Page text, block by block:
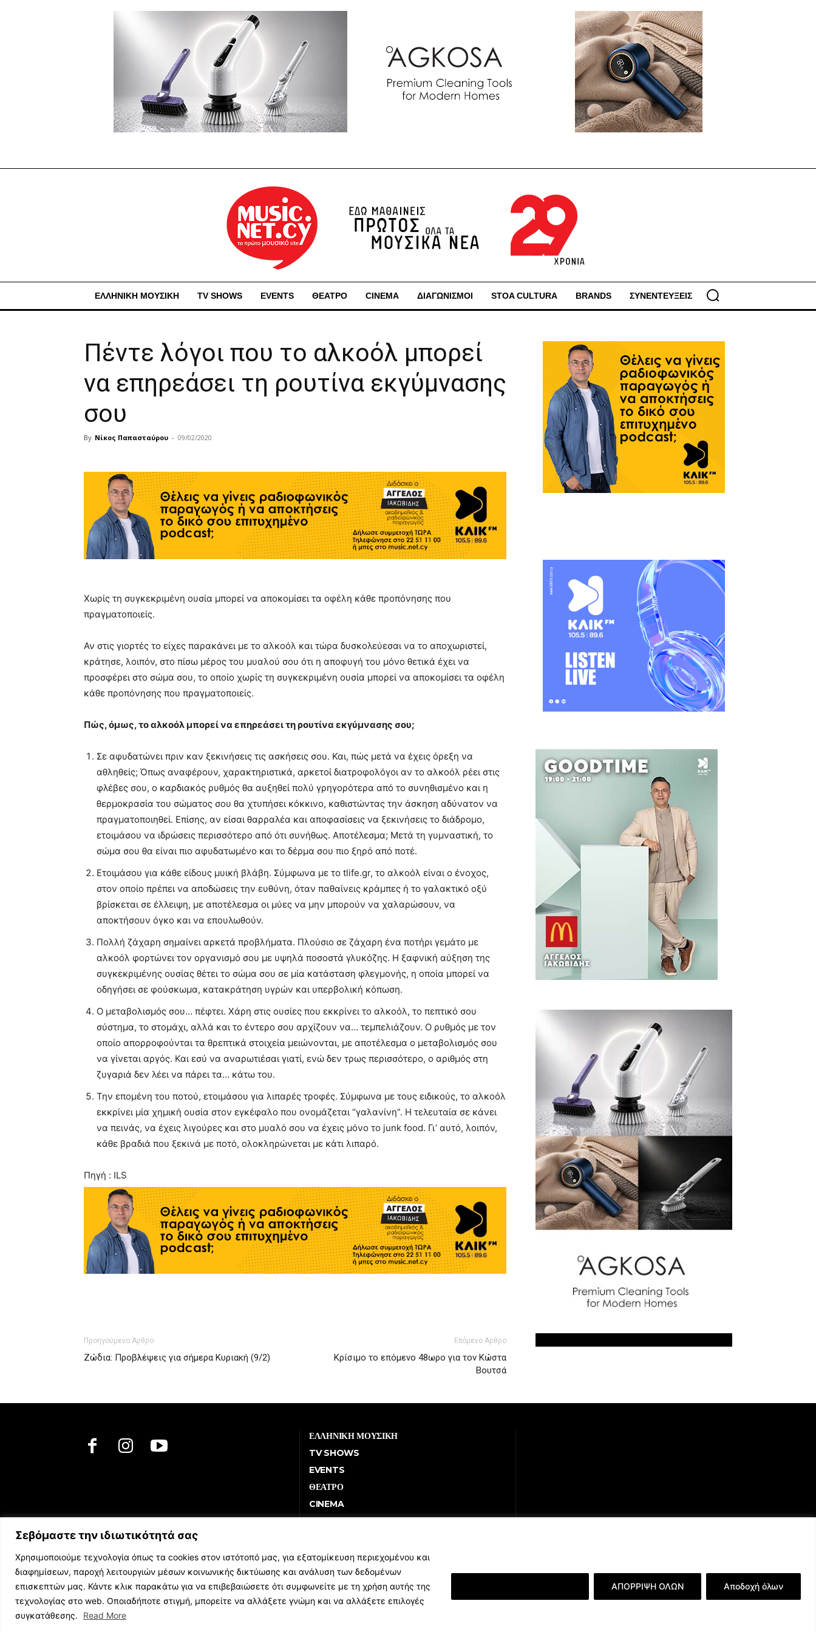
Σεβόμαστε την ιδιωτικότητά σας
Χρησιμοποιούμε τεχνολογία όπως τα cookies στον ιστότοπό μας, για εξατομίκευση περιεχομένου και
διαφημίσεων, παροχή λειτουργιών μέσων κοινωνικής δικτύωσης και ανάλυση των δεδομένων
επισκεπτών μας. Κάντε κλικ παρακάτω για να επιβεβαιώσετε ότι συμφωνείτε με τη χρήση αυτής της
τεχνολογίας στο web. Οποιαδήποτε στιγμή, μπορείτε να αλλάξετε γνώμη και να αλλάξετε επιλογές
συγκατάθεσης.
Read More
ΑΠΟΡΡΙΨΗ ΟΛΩΝ Αποδοχή όλων
ΕΛΛΗΝΙΚΗ ΜΟΥΣΙΚΗ TV SHOWS EVENTS ΘΕΑΤΡΟ CINEMA ΔΙΑΓΩΝΙΣΜΟΙ STOA CULTURA BRANDS ΣΥΝΕΝΤΕΥΞΕΙΣ
Πέντε λόγοι που το αλκοόλ μπορεί
να επηρεάσει τη ρουτίνα εκγύμνασης
σου
By Νίκος Παπασταύρου - 09/02/2020
Χωρίς τη συγκεκριμένη ουσία μπορεί να αποκομίσει τα οφέλη κάθε προπόνησης που
πραγματοποιείς.
Αν στις γιορτές το είχες παρακάνει με το αλκοόλ και τώρα δυσκολεύεσαι να το αποχωριστεί,
κράτησε, λοιπόν, στο πίσω μέρος του μυαλού σου ότι η αποφυγή του μόνο θετικά έχει να
προσφέρει στο σώμα σου, το οποίο χωρίς τη συγκεκριμένη ουσία μπορεί να αποκομίσει τα οφέλη
κάθε προπόνησης που πραγματοποιείς.
Πώς, όμως, το αλκοόλ μπορεί να επηρεάσει τη ρουτίνα εκγύμνασης σου;
Σε αφυδατώνει πριν καν ξεκινήσεις τις ασκήσεις σου. Και, πώς μετά να έχεις όρεξη να
αθληθείς; Όπως αναφέρουν, χαρακτηριστικά, αρκετοί διατροφολόγοι αν το αλκοόλ ρέει στις
φλέβες σου, ο καρδιακός ρυθμός θα αυξηθεί πολύ γρηγορότερα από το συνηθισμένο και η
θερμοκρασία του σώματος σου θα χτυπήσει κόκκινο, καθιστώντας την άσκηση αδύνατον να
πραγματοποιηθεί. Επίσης, αν είσαι θαρραλέα και αποφασίσεις να ξεκινήσεις το διάδρομο,
ετοιμάσου να ιδρώσεις περισσότερο από ότι συνήθως. Αποτέλεσμα; Μετά τη γυμναστική, το
σώμα σου θα είναι πιο αφυδατωμένο και το δέρμα σου πιο ξηρό από ποτέ.
Ετοιμάσου για κάθε είδους μυική βλάβη. Σύμφωνα με το tlife.gr, το αλκοόλ είναι ο ένοχος,
στον οποίο πρέπει να αποδώσεις την ευθύνη, όταν παθαίνεις κράμπες ή το γαλακτικό οξύ
βρίσκεται σε έλλειψη, με αποτέλεσμα οι μύες να μην μπορούν να χαλαρώσουν, να
αποκτήσουν όγκο και να επουλωθούν.
Πολλή ζάχαρη σημαίνει αρκετά προβλήματα. Πλούσιο σε ζάχαρη ένα ποτήρι γεμάτο με
αλκοόλ φορτώνει τον οργανισμό σου με υψηλά ποσοστά γλυκόζης. Η ξαφνική αύξηση της
συγκεκριμένης ουσίας θέτει το σώμα σου σε μία κατάσταση φλεγμονής, η οποία μπορεί να
οδηγήσει σε φούσκωμα, κατακράτηση υγρών και υπερβολική κόπωση.
Ο μεταβολισμός σου… πέφτει. Χάρη στις ουσίες που εκκρίνει το αλκοόλ, το πεπτικό σου
σύστημα, το στομάχι, αλλά και το έντερο σου αρχίζουν να… τεμπελιάζουν. Ο ρυθμός με τον
οποίο απορροφούνται τα θρεπτικά στοιχεία μειώνονται, με αποτέλεσμα ο μεταβολισμός σου
να γίνεται αργός. Και εσύ να αναρωτιέσαι γιατί, ενώ δεν τρως περισσότερο, ο αριθμός στη
ζυγαριά δεν λέει να πάρει τα… κάτω του.
Την επομένη του ποτού, ετοιμάσου για λιπαρές τροφές. Σύμφωνα με τους ειδικούς, το αλκοόλ
εκκρίνει μία χημική ουσία στον εγκέφαλο που ονομάζεται “γαλανίνη”. Η τελευταία σε κάνει
να πεινάς, να έχεις λιγούρες και στο μυαλό σου να έχεις μόνο το junk food. Γι’ αυτό, λοιπόν,
κάθε βραδιά που ξεκινά με ποτό, ολοκληρώνεται με κάτι λιπαρό.
Πηγή : ILS
Προηγούμενο Άρθρο
Ζώδια: Προβλέψεις για σήμερα Κυριακή (9/2)
Επόμενο Άρθρο
Κρίσιμο το επόμενο 48ωρο για τον Κώστα
Βουτσά
ΕΛΛΗΝΙΚΗ ΜΟΥΣΙΚΗ
TV SHOWS
EVENTS
ΘΕΑΤΡΟ
CINEMA
ΔΙΑΓΩΝΙΣΜΟΙ
BRANDS
ΣΥΝΕΝΤΕΥΞΕΙΣ
© 2023 music.net.cy, All Rights Reserved